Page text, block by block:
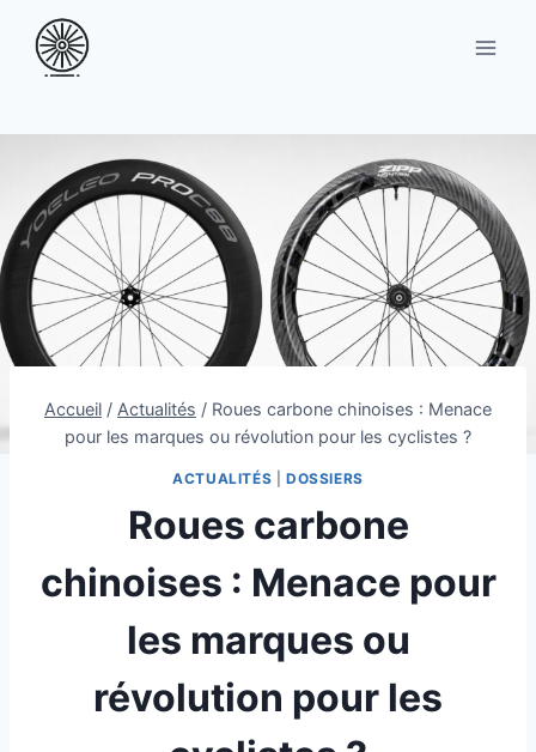
contenu
Accueil / Actualités / Roues carbone chinoises : Menace
pour les marques ou révolution pour les cyclistes ?
ACTUALITÉS DOSSIERS
Roues carbone
chinoises : Menace pour
les marques ou
révolution pour les